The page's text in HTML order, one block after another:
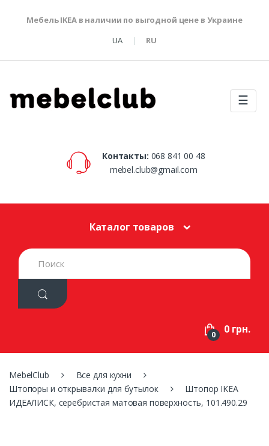
Мебель IKEA в наличии по выгодной цене в Украине
UA
RU
☰
Контакты: 068 841 00 48
mebel.club@gmail.com
Каталог товаров
S
e
h
:
0 0 грн.
MebelClub
Все для кухни
Штопоры и открывалки для бутылок
Штопор IKEA
ИДЕАЛИСК, серебристая матовая поверхность, 101.490.29